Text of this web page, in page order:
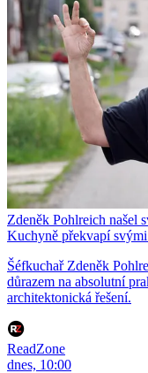
Zdeněk Pohlreich našel
Kuchyně překvapí
Šéfkuchař Zdeněk
důrazem na absolutní
architektonická řešení.
ReadZone
dnes, 10:00